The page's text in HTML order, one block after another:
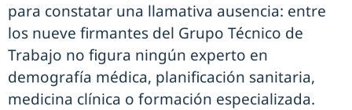
para constatar una llamativa ausencia: entre
los nueve firmantes del Grupo Técnico de
Trabajo no figura ningún experto en
demografía médica, planificación sanitaria,
medicina clínica o formación especializada.